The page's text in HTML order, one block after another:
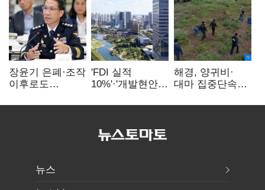
장윤기 은폐·조작
이후로도
내부비위…경찰
'FDI 실적
10%'·'개발현안
인천경제청장
해경, 양귀비·
대마 집중단속…
249명 검거
뉴스